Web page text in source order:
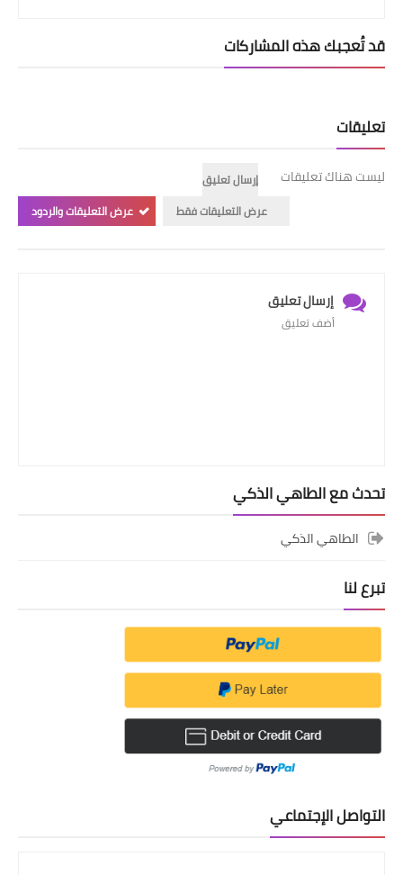
قد تُعجبك هذه المشاركات
تعليقات
ليست هناك تعليقات
إرسال تعليق
عرض التعليقات فقط
عرض التعليقات والردود
إرسال تعليق
أضف تعليق
تحدث مع الطاهي الذكي
الطاهي الذكي
تبرع لنا
التواصل الإجتماعي